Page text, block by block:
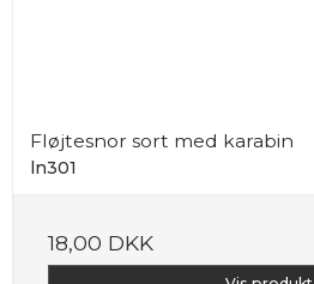
Fløjtesnor sort med karabin
ln301
18,00 DKK